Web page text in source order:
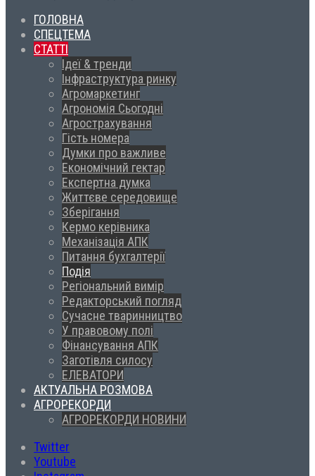
ГОЛОВНА
СПЕЦТЕМА
СТАТТІ
Ідеї & тренди
Інфраструктура ринку
Агромаркетинг
Агрономія Сьогодні
Агрострахування
Гість номера
Думки про важливе
Економічний гектар
Експертна думка
Життєве середовище
Зберігання
Кермо керівника
Механізація АПК
Питання бухгалтерії
Подія
Регіональний вимір
Редакторський погляд
Сучасне тваринництво
У правовому полі
Фінансування АПК
Заготівля силосу
ЕЛЕВАТОРИ
АКТУАЛЬНА РОЗМОВА
АГРОРЕКОРДИ
АГРОРЕКОРДИ НОВИНИ
Twitter
Youtube